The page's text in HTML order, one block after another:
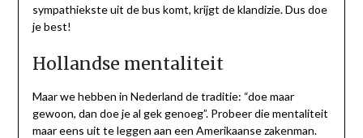
sympathiekste uit de bus komt, krijgt de klandizie. Dus doe
je best!
Hollandse mentaliteit
Maar we hebben in Nederland de traditie: “doe maar
gewoon, dan doe je al gek genoeg”. Probeer die mentaliteit
maar eens uit te leggen aan een Amerikaanse zakenman.